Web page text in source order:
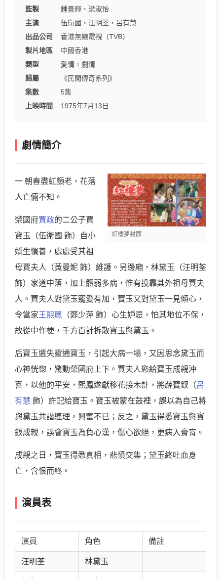
監製
鍾景輝、梁淑怡
主演
伍衛國，汪明荃，呂有慧
出品公司
香港無線電視（TVB）
製片地區
中國香港
類型
愛情，劇情
歸屬
《民間傳奇系列》
集數
5集
上映時間
1975年7月13日
劇情簡介
紅樓夢封面
一 朝春盡紅顏老，花落
人亡倆不知。
榮國府賈政的二公子賈
寶玉（伍衛國 飾）自小
嬌生慣養，處處受其祖
母賈夫人（黃曼妮 飾）維護。另邊廂，林黛玉（汪明荃
飾）家道中落，加上體弱多病，惟有投靠其外祖母賈夫
人。賈夫人對黛玉寵愛有加，寶玉又對黛玉一見傾心，
令當家王熙鳳 （鄭少萍 飾）心生妒忌，怕其地位不保，
故從中作梗，千方百計拆散寶玉與黛玉。
后寶玉遺失靈通寶玉，引起大病一場，又因思念黛玉而
心神恍惚，驚動榮國府上下。賈夫人慾給寶玉成親沖
喜，以他的平安，熙鳳遂獻移花接木計，將薜寶釵（呂
有慧 飾）許配給寶玉。寶玉被蒙在鼓裡，誤以為自己將
與黛玉共諧連理，興奮不已；反之，黛玉得悉寶玉與寶
釵成親，誤會寶玉為負心漢，傷心欲絕，更病入膏肓。
成親之日，寶玉得悉真相，悲憤交集；黛玉終吐血身
亡，含恨而終。
演員表
演員 角色 備註
汪明荃 林黛玉